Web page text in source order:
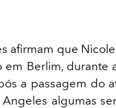
afirmam que
em Berlim, durante
a passagem do
algumas